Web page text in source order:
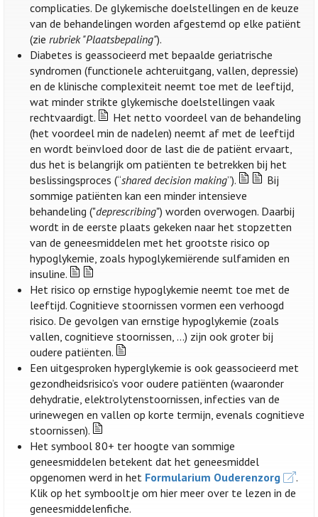
complicaties. De glykemische doelstellingen en de keuze
van de behandelingen worden afgestemd op elke patiënt
(zierubriek "Plaatsbepaling").
Diabetes is geassocieerd met bepaalde geriatrische
syndromen (functionele achteruitgang, vallen, depressie)
en de klinische complexiteit neemt toe met de leeftijd,
wat minder strikte glykemische doelstellingen vaak
rechtvaardigt.
Het netto voordeel van de behandeling
(het voordeel min de nadelen) neemt af met de leeftijd
en wordt beïnvloed door de last die de patiënt ervaart,
dus het is belangrijk om patiënten te betrekken bij het
beslissingsproces (“shared decision making”).
Bij
sommige patiënten kan een minder intensieve
behandeling ("deprescribing") worden overwogen. Daarbij
wordt in de eerste plaats gekeken naar het stopzetten
van de geneesmiddelen met het grootste risico op
hypoglykemie, zoals hypoglykemiërende sulfamiden en
insuline.
Het risico op ernstige hypoglykemie neemt toe met de
leeftijd. Cognitieve stoornissen vormen een verhoogd
risico. De gevolgen van ernstige hypoglykemie (zoals
vallen, cognitieve stoornissen, …) zijn ook groter bij
oudere patiënten.
Een uitgesproken hyperglykemie is ook geassocieerd met
gezondheidsrisico’s voor oudere patiënten (waaronder
dehydratie, elektrolytenstoornissen, infecties van de
urinewegen en vallen op korte termijn, evenals cognitieve
stoornissen).
Het symbool 80+ ter hoogte van sommige
geneesmiddelen betekent dat het geneesmiddel
opgenomen werd in het Formularium Ouderenzorg
.
Klik op het symbooltje om hier meer over te lezen in de
geneesmiddelenfiche.